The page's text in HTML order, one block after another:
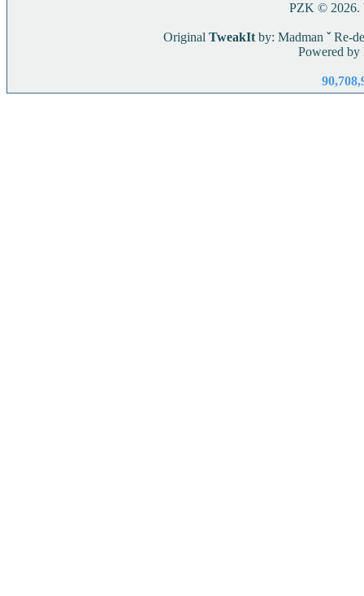
PZK © 2026.
Original TweakItby: Madman ˇRe-
Powered